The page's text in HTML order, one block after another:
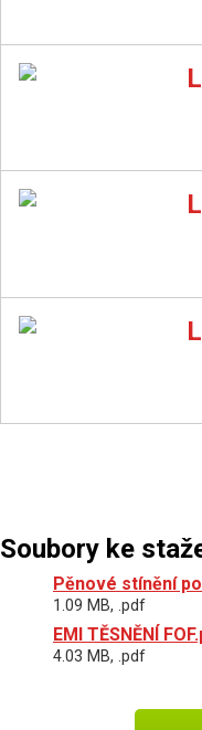
Soubory ke
Pěnové stínění
1.09 MB, .pdf
EMI TĚSNĚNÍ
4.03 MB, .pdf